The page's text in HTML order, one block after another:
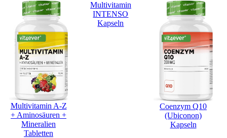
Multivitamin A-Z
+ Aminosäuren +
Mineralien
Tabletten
Multivitamin
INTENSO
Kapseln
Coenzym Q10
(Ubiconon)
Kapseln